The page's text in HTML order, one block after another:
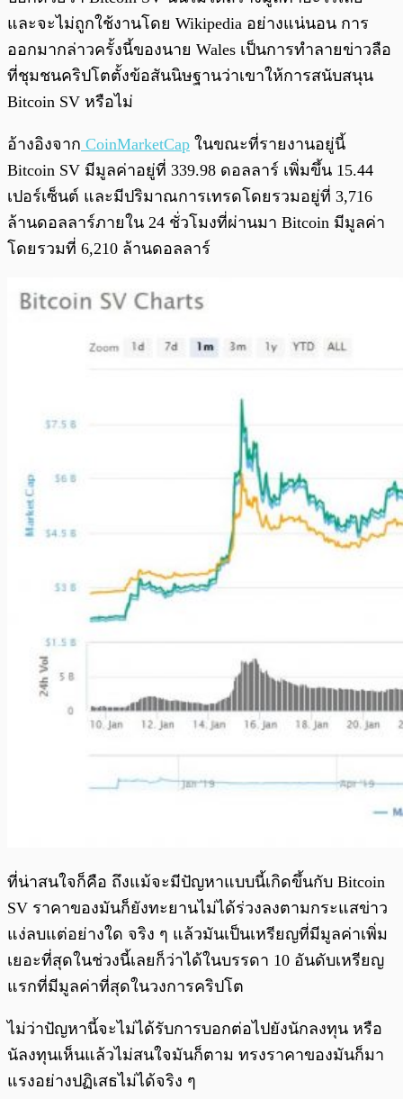
และจะไม่ถูกใช้งานโดย Wikipedia อย่างแน่นอน การ
ออกมากล่าวครั้งนี้ของนาย Wales เป็นการทำลายข่าวลือ
ที่ชุมชนคริปโตตั้งข้อสันนิษฐานว่าเขาให้การสนับสนุน
Bitcoin SV หรือไม่
อ้างอิงจาก CoinMarketCap ในขณะที่รายงานอยู่นี้
Bitcoin SV มีมูลค่าอยู่ที่ 339.98 ดอลลาร์ เพิ่มขึ้น 15.44
เปอร์เซ็นต์ และมีปริมาณการเทรดโดยรวมอยู่ที่ 3,716
ล้านดอลลาร์ภายใน 24 ชั่วโมงที่ผ่านมา Bitcoin มีมูลค่า
โดยรวมที่ 6,210 ล้านดอลลาร์
ที่น่าสนใจก็คือ ถึงแม้จะมีปัญหาแบบนี้เกิดขึ้นกับ Bitcoin
SV ราคาของมันก็ยังทะยานไม่ได้ร่วงลงตามกระแสข่าว
แง่ลบแต่อย่างใด จริง ๆ แล้วมันเป็นเหรียญที่มีมูลค่าเพิ่ม
เยอะที่สุดในช่วงนี้เลยก็ว่าได้ในบรรดา 10 อันดับเหรียญ
แรกที่มีมูลค่าที่สุดในวงการคริปโต
ไม่ว่าปัญหานี้จะไม่ได้รับการบอกต่อไปยังนักลงทุน หรือ
นัลงทุนเห็นแล้วไม่สนใจมันก็ตาม ทรงราคาของมันก็มา
แรงอย่างปฏิเสธไม่ได้จริง ๆ